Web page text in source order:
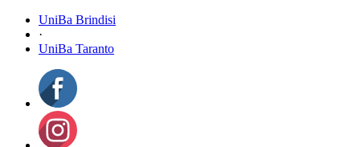
UniBa Brindisi
·
UniBa Taranto